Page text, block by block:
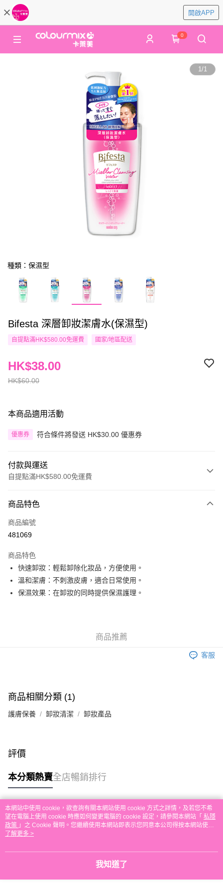
開啟APP
0
1/1
種類：保濕型
Bifesta 深層卸妝潔膚水(保濕型)
自提點滿HK$580.00免運費 國家/地區配送
HK$60.00
HK$38.00
本商品適用活動
優惠券 符合條件將發送 HK$30.00 優惠券
付款與運送
自提點滿HK$580.00免運費
信用卡
Apple Pay
AlipayHK
PayMe
eshop@colourmix-cosmetics.com** **我們不會處理沒有提供存款單據的訂
每筆HK$30.00，滿HK$580.00或以上免運費
每筆HK$30.00，滿HK$580.00或以上免運費
免運費
其他地區配送 運費表
商品特色
商品編號
481069
商品特色
快速卸妝：輕鬆卸除化妝品，方便使用。
溫和潔膚：不刺激皮膚，適合日常使用。
保濕效果：在卸妝的同時提供保濕護理。
商品推薦
客服
商品相關分類 (1)
護膚保養 卸妝清潔 卸妝產品
評價
本分類熱賣全店暢銷排行
熱門標籤
熱銷排行
本網站中使用 cookie，欲查詢有關本網站使用 cookie 方式之詳情，及若您不希
望在電腦上使用 cookie 時應如何變更電腦的 cookie 設定，請參閱本網站「 私隱
政策 」之 Cookie 聲明。您繼續使用本網站即表示您同意本公司得按本網站使用
條款之 Cookie 聲明使用 cookie。
了解更多 >
我知道了